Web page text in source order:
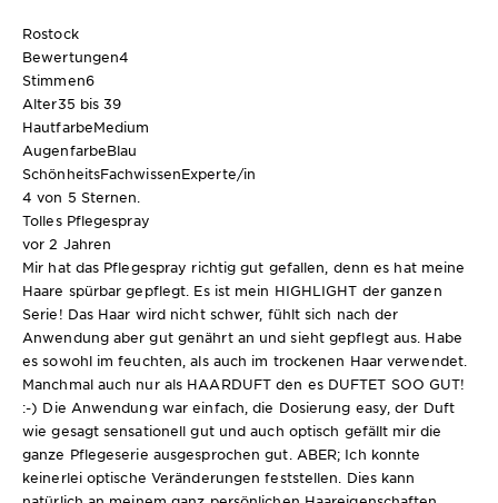
Rostock
Bewertungen4
Stimmen6
Alter35 bis 39
HautfarbeMedium
AugenfarbeBlau
SchönheitsFachwissenExperte/in
4 von 5 Sternen.
Tolles Pflegespray
vor 2 Jahren
Mir hat das Pflegespray richtig gut gefallen, denn es hat meine
Haare spürbar gepflegt. Es ist mein HIGHLIGHT der ganzen
Serie! Das Haar wird nicht schwer, fühlt sich nach der
Anwendung aber gut genährt an und sieht gepflegt aus. Habe
es sowohl im feuchten, als auch im trockenen Haar verwendet.
Manchmal auch nur als HAARDUFT den es DUFTET SOO GUT!
:-) Die Anwendung war einfach, die Dosierung easy, der Duft
wie gesagt sensationell gut und auch optisch gefällt mir die
ganze Pflegeserie ausgesprochen gut. ABER; Ich konnte
keinerlei optische Veränderungen feststellen. Dies kann